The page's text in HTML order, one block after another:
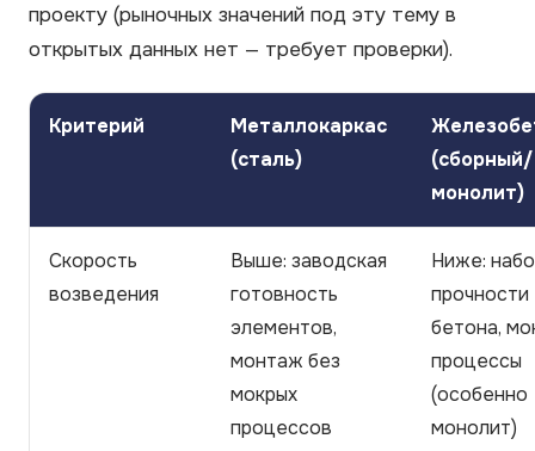
проекту (рыночных значений под эту тему в
открытых данных нет — требует проверки).
Критерий
Металлокаркас
(сталь)
(сборный/
монолит)
Скорость
возведения
Выше: заводская
готовность
элементов,
монтаж без
мокрых
процессов
Ниже:
прочности
бетона,
процессы
(особенно
монолит)